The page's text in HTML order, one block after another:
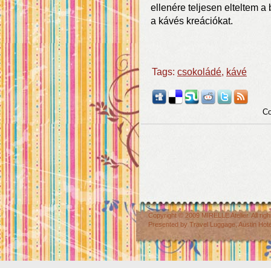
ellenére teljesen elteltem a
a kávés kreációkat.
Tags: csokoládé, kávé
Copyright © 2009 MIRELLE Atelier. All
Presented by Travel Luggage Austin